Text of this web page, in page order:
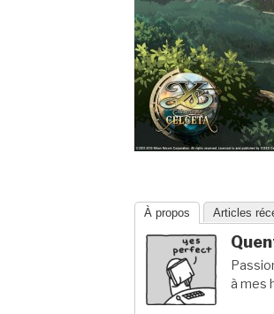
À propos Articles
à mes